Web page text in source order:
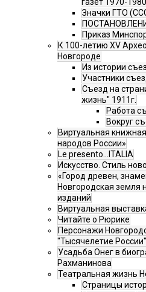
газет 1970-
Значки ГТО
Приказ
К 100-летию XV
Новгороде
Из истории
Участники
Cъезд на
жизнь" 1911г.
Работа
Вокруг
Виртуальная
народов России»
Le presento...ITALIA
Искусство. Стиль
«Город древен,
Новгородская земля
изданий
Виртуальная
Читайте о Рюрике
Персонажи
"Тысячелетие России"
Усадьба Онег в
Рахманинова
Театральная жизнь
Страницы